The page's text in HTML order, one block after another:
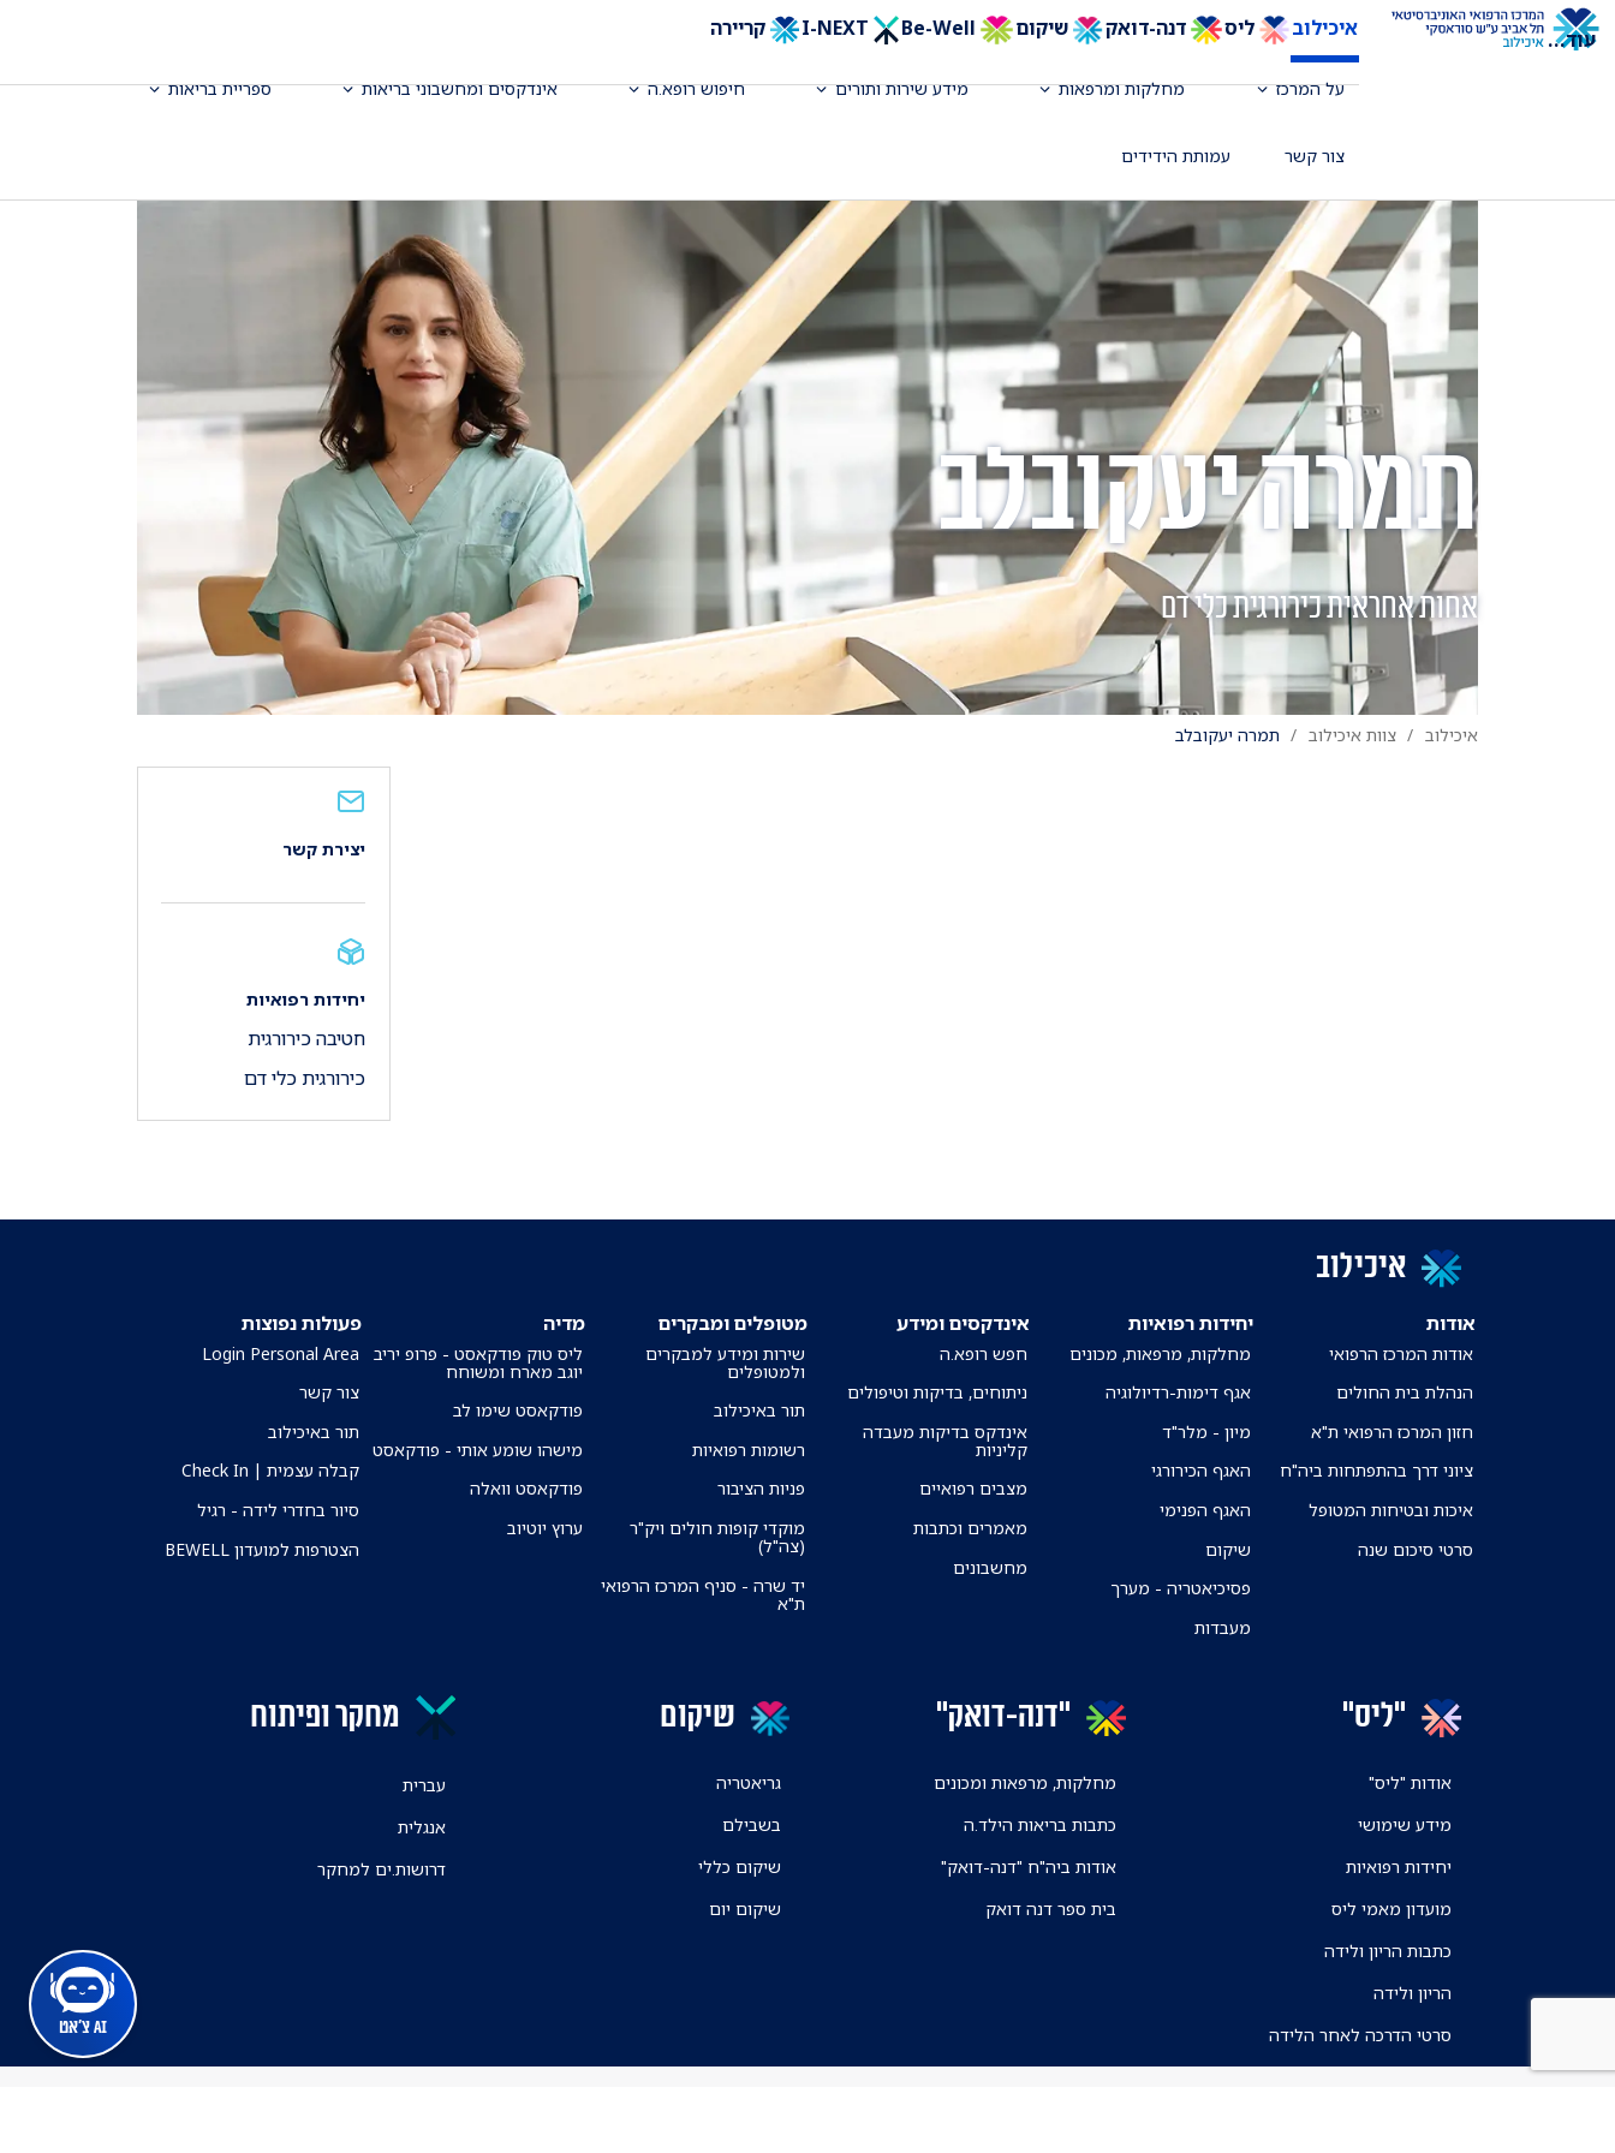
איכילוב ליס דנה-דואק שיקום Be-Well קריירה
על המרכז מחלקות ומרפאות מידע שירות ותורים חיפוש רופא.ה אינדקסים ומחשבוני בריאות ספריית בריאות
צור קשר עמותת הידידים
עוד...
AI צ'אט
תמרה יעקובלב
אחות אחראית כירורגית כלי דם
איכילוב צוות איכילוב תמרה יעקובלב
יצירת קשר
יחידות רפואיות
חטיבה כירורגית
כירורגית כלי דם
איכילוב
אודות
אודות המרכז הרפואי
הנהלת בית החולים
חזון המרכז הרפואי ת"א
ציוני דרך בהתפתחות ביה"ח
איכות ובטיחות המטופל
סרטי סיכום שנה
יחידות רפואיות
מחלקות, מרפאות, מכונים
אגף דימות-רדיולוגיה
מיון - מלר"ד
האגף הכירורגי
האגף הפנימי
שיקום
פסיכיאטריה - מערך
מעבדות
אינדקסים ומידע
חפש רופא.ה
ניתוחים, בדיקות וטיפולים
אינדקס בדיקות מעבדה
קליניות
מצבים רפואיים
מאמרים וכתבות
מחשבונים
מטופלים ומבקרים
שירות ומידע למבקרים
ולמטופלים
תור באיכילוב
רשומות רפואיות
פניות הציבור
מוקדי קופות חולים ויק"ר
(צה"ל)
יד שרה - סניף המרכז הרפואי
ת"א
מדיה
ליס טוק פודקאסט - פרופ יריב
יוגב מארח ומשוחח
פודקאסט שימו לב
מישהו שומע אותי - פודקאסט
פודקאסט וואלה
ערוץ יוטיוב
פעולות נפוצות
Login Personal Area
צור קשר
תור באיכילוב
קבלה עצמית | Check In
סיור בחדרי לידה - רגיל
הצטרפות למועדון BEWELL
"ליס"
אודות "ליס"
מידע שימושי
יחידות רפואיות
מועדון מאמי ליס
כתבות הריון ולידה
הריון ולידה
סרטי הדרכה לאחר הלידה
"דנה-דואק"
מחלקות, מרפאות ומכונים
כתבות בריאות הילד.ה
אודות ביה"ח "דנה-דואק"
בית ספר דנה דואק
שיקום
גריאטריה
בשבילם
שיקום כללי
שיקום יום
מחקר ופיתוח
עברית
אנגלית
דרושות.ים למחקר